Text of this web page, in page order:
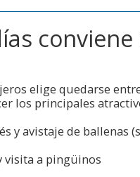
elige quedarse
los principales
y avistaje de ballenas
visita a pingüinos